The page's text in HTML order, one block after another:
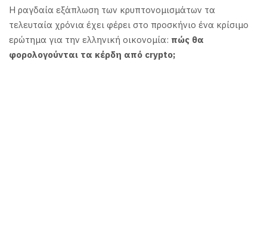
Η ραγδαία εξάπλωση των κρυπτονομισμάτων τα
τελευταία χρόνια έχει φέρει στο προσκήνιο ένα κρίσιμο
ερώτημα για την ελληνική οικονομία: πώς θα
φορολογούνται τα κέρδη από crypto;